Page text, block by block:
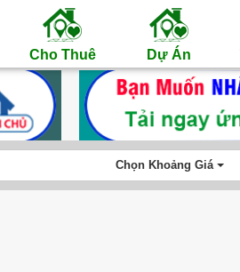
Cho Thuê Dự Án
Chọn Khoảng Giá